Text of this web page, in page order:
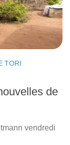
TORI
de
vendredi